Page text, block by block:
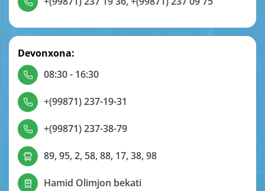
Devonxona:
08:30 - 16:30
+(99871) 237-19-31
+(99871) 237-38-79
89, 95, 2, 58, 88, 17, 38, 98
Hamid Olimjon bekati